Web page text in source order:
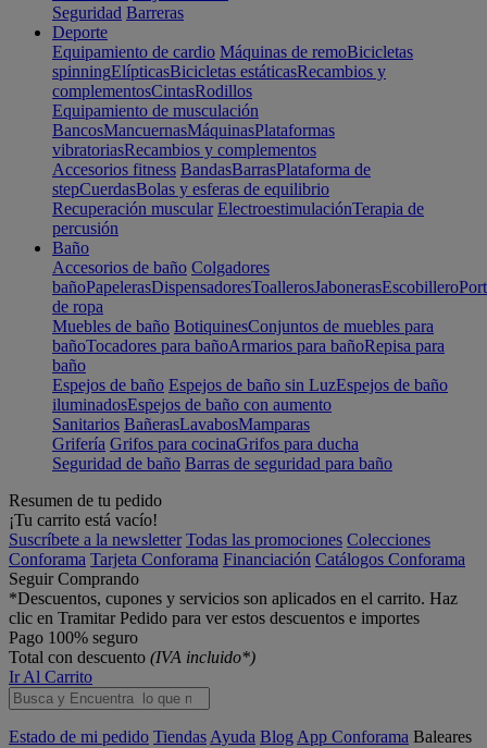
Seguridad Barreras
Deporte
Equipamiento de cardio Máquinas de remoBicicletas
spinningElípticasBicicletas estáticasRecambios y
complementosCintasRodillos
Equipamiento de musculación
BancosMancuernasMáquinasPlataformas
vibratoriasRecambios y complementos
Accesorios fitness BandasBarrasPlataforma de
stepCuerdasBolas y esferas de equilibrio
Recuperación muscular ElectroestimulaciónTerapia de
percusión
Baño
Accesorios de baño Colgadores
bañoPapelerasDispensadoresToallerosJabonerasEscobillero
de ropa
Muebles de baño BotiquinesConjuntos de muebles para
bañoTocadores para bañoArmarios para bañoRepisa para
baño
Espejos de baño Espejos de baño sin LuzEspejos de baño
iluminadosEspejos de baño con aumento
Sanitarios BañerasLavabosMamparas
Grifería Grifos para cocinaGrifos para ducha
Seguridad de baño Barras de seguridad para baño
Resumen de tu pedido
¡Tu carrito está vacío!
Suscríbete a la newsletter Todas las promociones Colecciones
Conforama Tarjeta Conforama Financiación Catálogos Conforama
Seguir Comprando
*Descuentos, cupones y servicios son aplicados en el carrito. Haz
clic en Tramitar Pedido para ver estos descuentos e importes
Pago 100% seguro
Total con descuento (IVA incluido*)
Ir Al Carrito
Estado de mi pedido Tiendas Ayuda Blog App Conforama Baleares